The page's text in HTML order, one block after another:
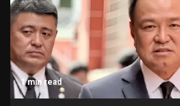
1 min read